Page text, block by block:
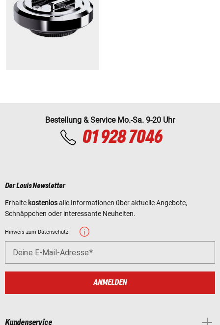
Bestellung & Service Mo.-Sa. 9-20 Uhr
01 928 7046
Der Louis Newsletter
Erhalte kostenlosalle Informationen über aktuelle Angebote,
Schnäppchen oder interessante Neuheiten.
Hinweis zum Datenschutz
Deine E-Mail-Adresse
ANMELDEN
Kundenservice